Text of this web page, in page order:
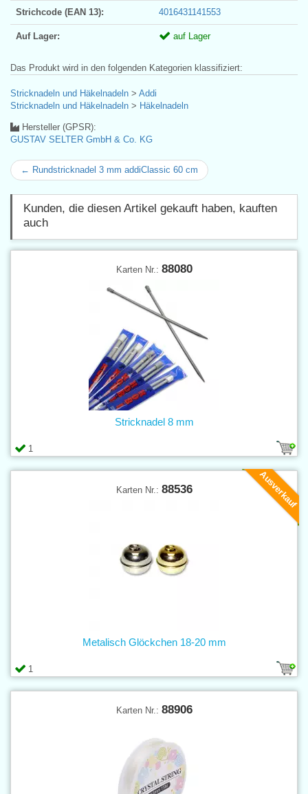
Strichcode (EAN 13): 4016431141553
Auf Lager: auf Lager
Das Produkt wird in den folgenden Kategorien klassifiziert:
Stricknadeln und Häkelnadeln > Addi
Stricknadeln und Häkelnadeln > Häkelnadeln
Hersteller (GPSR):
GUSTAV SELTER GmbH & Co. KG
← Rundstricknadel 3 mm addiClassic 60 cm
Kunden, die diesen Artikel gekauft haben, kauften
auch
Karten Nr.: 88080
1
Stricknadel 8 mm
Ausverkauf
Karten Nr.: 88536
1
Metalisch Glöckchen 18-20 mm
Karten Nr.: 88906